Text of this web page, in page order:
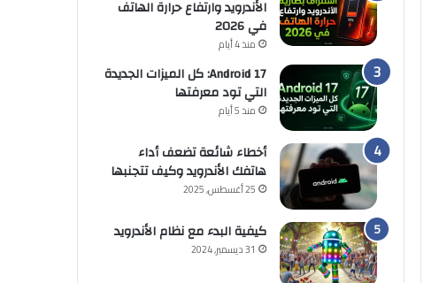
الأندرويد وارتفاع حرارة الهاتف
في 2026
منذ 4 أيام
Android 17: كل الميزات الجديدة
التي تود معرفتها
منذ 5 أيام
أخطاء شائعة تضعف أداء
هاتفك الأندرويد وكيف تتجنبها
25 أغسطس, 2025
كيفية البدء مع نظام الأندرويد
31 ديسمبر, 2024